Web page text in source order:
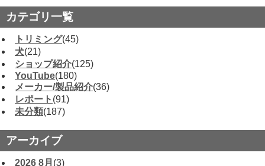
カテゴリ一覧
トリミング(45)
犬(21)
ショップ紹介(125)
YouTube(180)
メーカー/製品紹介(36)
レポート (91)
未分類(187)
アーカイブ
2026 8月 (3)